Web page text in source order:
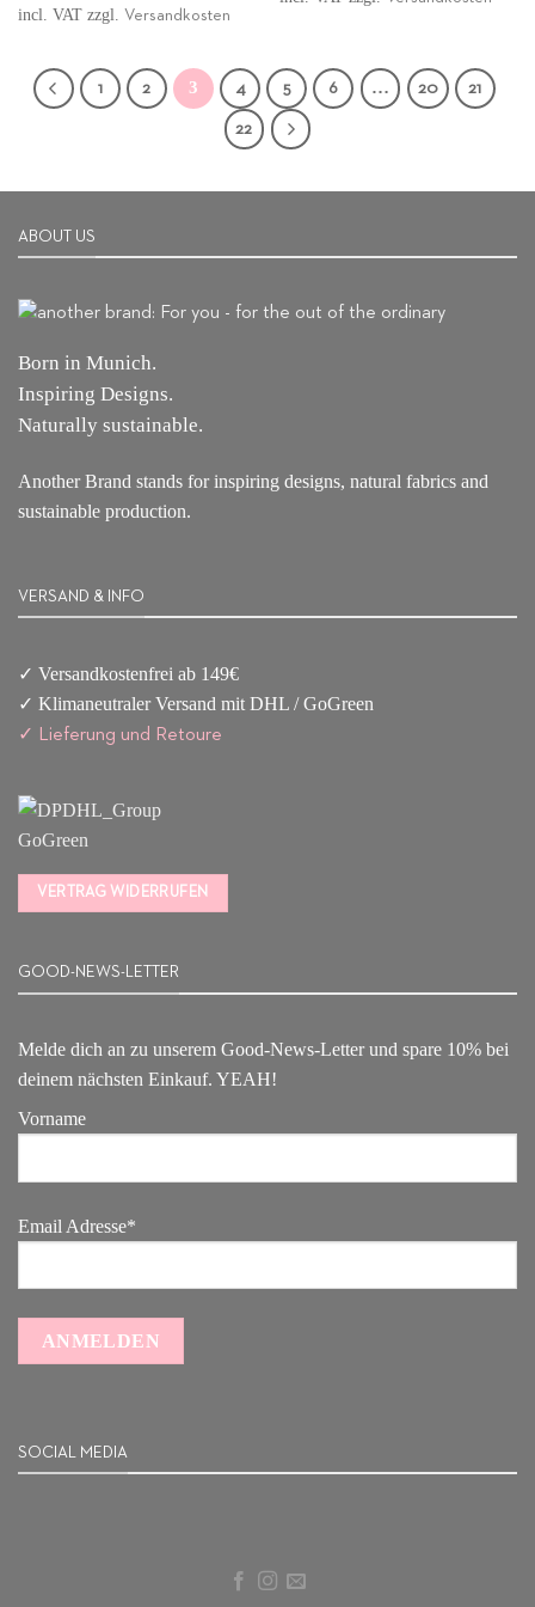
incl. VAT zzgl. Versandkosten
1 2 3 4 5 6 … 20 21
22
ABOUT US
Born in Munich.
Inspiring Designs.
Naturally sustainable.
Another Brand stands for inspiring designs, natural fabrics and
sustainable production.
VERSAND & INFO
✓ Versandkostenfrei ab 149€
✓ Klimaneutraler Versand mit DHL / GoGreen
✓ Lieferung und Retoure
VERTRAG WIDERRUFEN
GOOD-NEWS-LETTER
Melde dich an zu unserem Good-News-Letter und spare 10% bei
deinem nächsten Einkauf. YEAH!
Vorname
Email Adresse*
SOCIAL MEDIA